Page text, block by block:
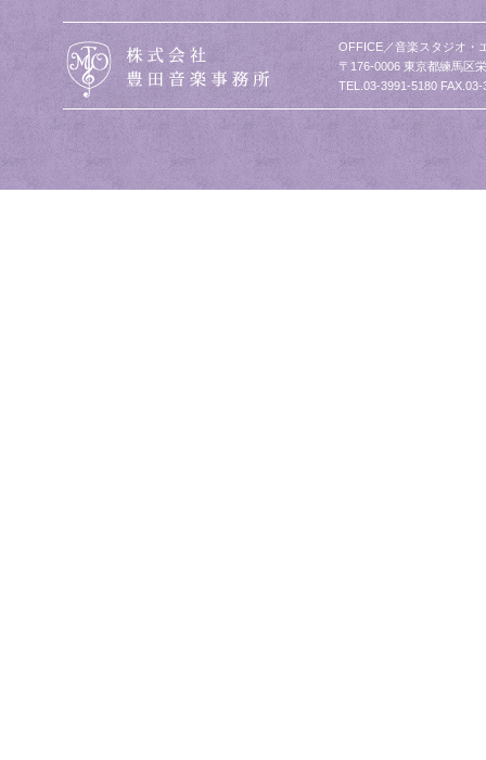
OFFICE／音楽スタジオ・
〒176-0006 東京都練馬区
TEL.03-3991-5180 FAX.03-